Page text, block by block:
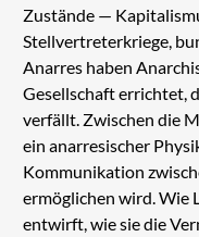
Zustände —
Stellvertreterkriege,
Anarres haben
Gesellschaft errichtet,
verfällt. Zwischen die
ein anarresischer
Kommunikation
ermöglichen wird. Wie
entwirft, wie sie die